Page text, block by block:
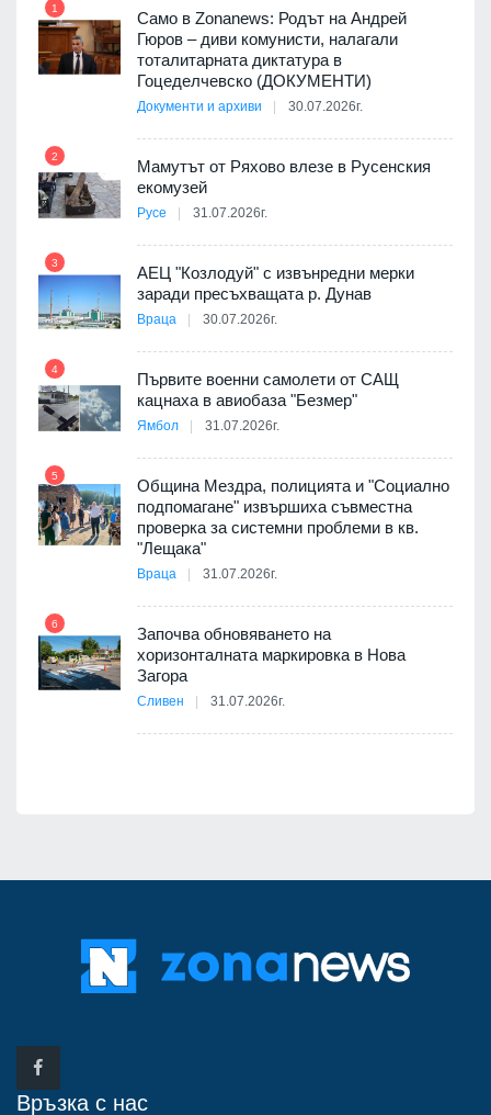
1
Само в Zonanews: Родът на Андрей
Гюров – диви комунисти, налагали
тоталитарната диктатура в
Гоцеделчевско (ДОКУМЕНТИ)
Документи и архиви 30.07.2026г.
2
Мамутът от Ряхово влезе в Русенския
екомузей
Русе 31.07.2026г.
3
АЕЦ "Козлодуй" с извънредни мерки
заради пресъхващата р. Дунав
Враца 30.07.2026г.
4
Първите военни самолети от САЩ
кацнаха в авиобаза "Безмер"
Ямбол 31.07.2026г.
5
Община Мездра, полицията и "Социално
подпомагане" извършиха съвместна
проверка за системни проблеми в кв.
"Лещака"
Враца 31.07.2026г.
6
Започва обновяването на
хоризонталната маркировка в Нова
Загора
Сливен 31.07.2026г.
Връзка с нас